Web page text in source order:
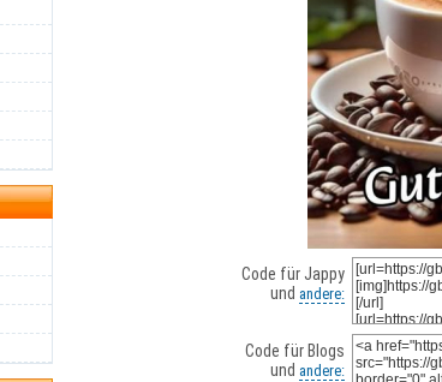
Code für Jappy
und andere:
Code für Blogs
und andere: